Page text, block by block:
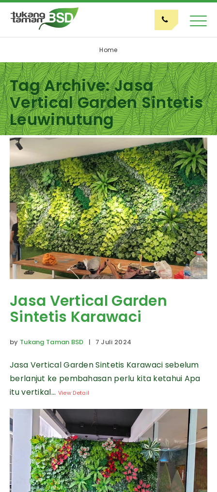
Home
Tag Archive: Jasa
Vertical Garden Sintetis
Leuwinutung
Jasa Vertical Garden
Sintetis Karawaci
by Tukang Taman BSD | 7 Juli 2024
Jasa Vertical Garden Sintetis Karawaci sebelum
berlanjut ke pembahasan perlu kita ketahui Apa
itu vertikal... View Detail